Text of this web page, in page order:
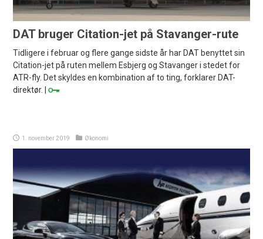
DAT bruger Citation-jet på Stavanger-rute
Tidligere i februar og flere gange sidste år har DAT benyttet sin
Citation-jet på ruten mellem Esbjerg og Stavanger i stedet for
ATR-fly. Det skyldes en kombination af to ting, forklarer DAT-
direktør. |
1. november 2019 Økonomi